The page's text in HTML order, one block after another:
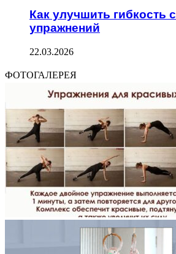
Как улучшить гибкость
упражнений
22.03.2026
ФОТОГАЛЕРЕЯ